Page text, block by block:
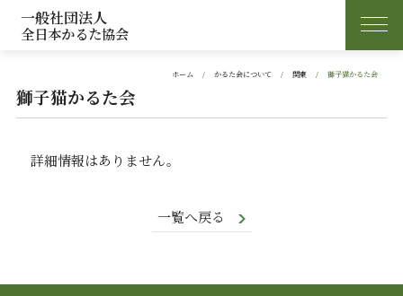
一般社団法人
全日本かるた協会
ホーム かるた会について 関東 獅子猫かるた会
獅子猫かるた会
詳細情報はありません。
一覧へ戻る